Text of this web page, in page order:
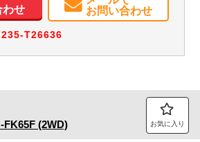
わせ
お問い合わせ
235-T26636
FK65F (2WD) お気に入り